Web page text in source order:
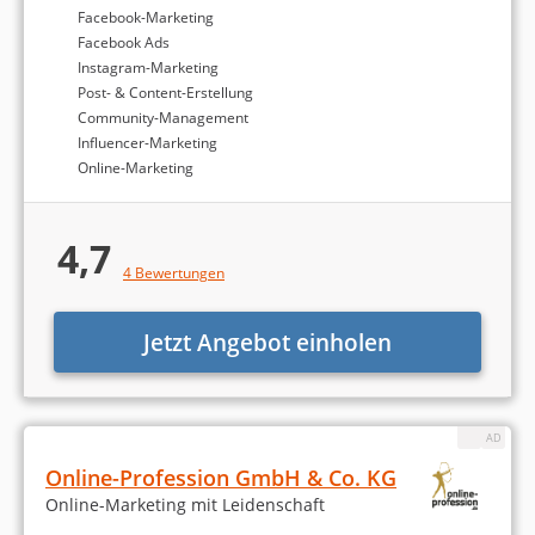
einen zentralen Faktor dar, an dem sich
Unternehmen bei der Auswahl einer passenden
Facebook-Marketing-Agentur orientieren können.
Methodik der Analyse
Im folgenden Teil beschreiben wir, wie das Ranking
nach wissenschaftlichen Kriterien berechnet und
Qualität der Facebook-Marketing-Agenturen
haben wir zwei zentrale Datenquellen
herangezogen:
Facebook-Marketing
Facebook Ads
Instagram-Marketing
Post- & Content-Erstellung
Community-Management
Influencer-Marketing
Online-Marketing
4,7 4 Bewertungen
Jetzt Angebot einholen
Online-Profession GmbH & Co. KG
Online-Marketing mit Leidenschaft